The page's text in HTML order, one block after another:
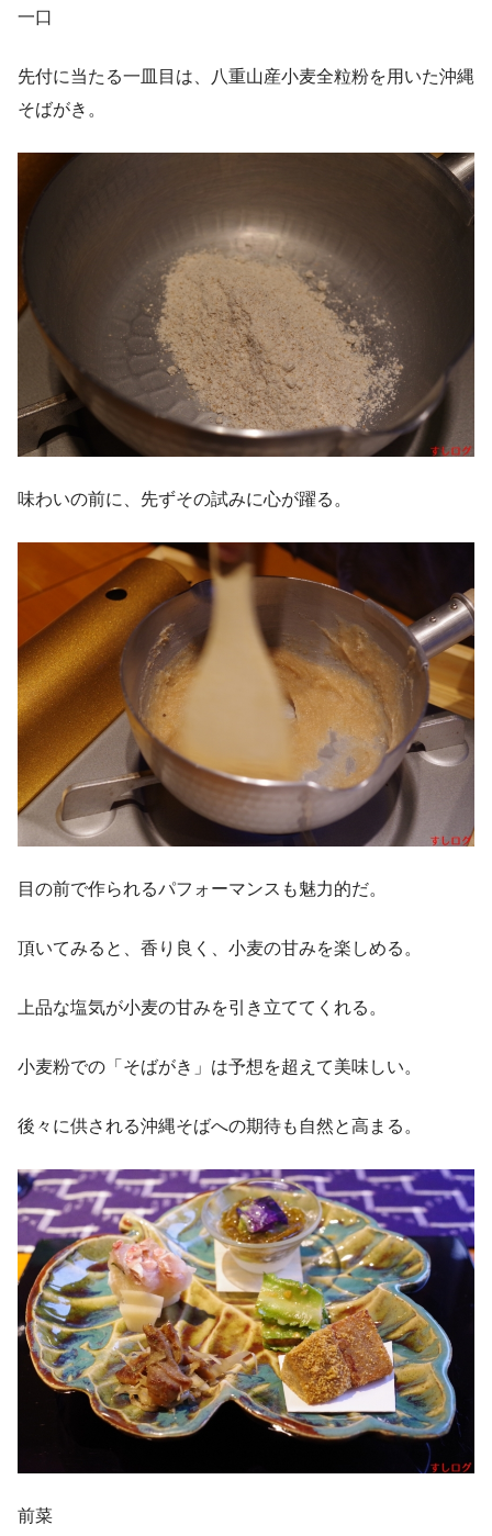
一口
先付に当たる一皿目は、八重山産小麦全粒粉を用いた沖縄
そばがき。
味わいの前に、先ずその試みに心が躍る。
目の前で作られるパフォーマンスも魅力的だ。
頂いてみると、香り良く、小麦の甘みを楽しめる。
上品な塩気が小麦の甘みを引き立ててくれる。
小麦粉での「そばがき」は予想を超えて美味しい。
後々に供される沖縄そばへの期待も自然と高まる。
前菜